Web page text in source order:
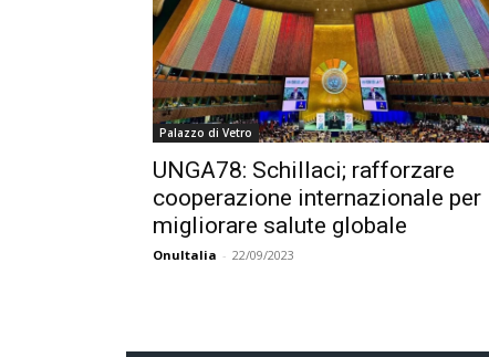
Palazzo di Vetro
UNGA78: Schillaci; rafforzare
cooperazione internazionale per
migliorare salute globale
OnuItalia - 22/09/2023